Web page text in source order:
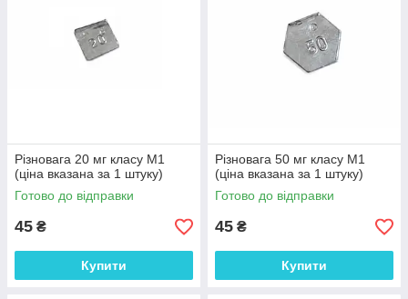
Різновага 20 мг класу М1
(ціна вказана за 1 штуку)
Готово до відправки
45 ₴
Купити
Різновага 50 мг класу М1
(ціна вказана за 1 штуку)
Готово до відправки
45 ₴
Купити